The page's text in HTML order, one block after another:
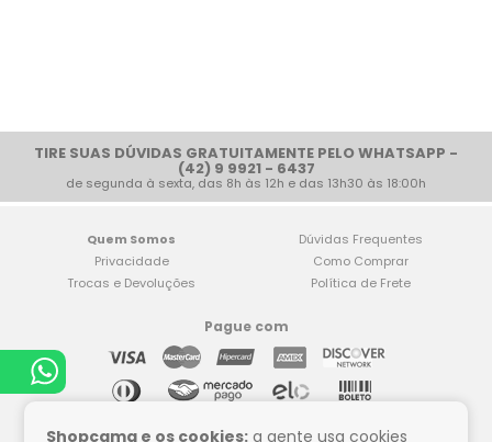
TIRE SUAS DÚVIDAS GRATUITAMENTE PELO WHATSAPP -
(42) 9 9921 - 6437
de segunda à sexta, das 8h às 12h e das 13h30 às 18:00h
Quem Somos
Privacidade
Trocas e Devoluções
Dúvidas Frequentes
Como Comprar
Política de Frete
Pague com
Compre tranquilo
Shopcama e os cookies: a gente usa cookies